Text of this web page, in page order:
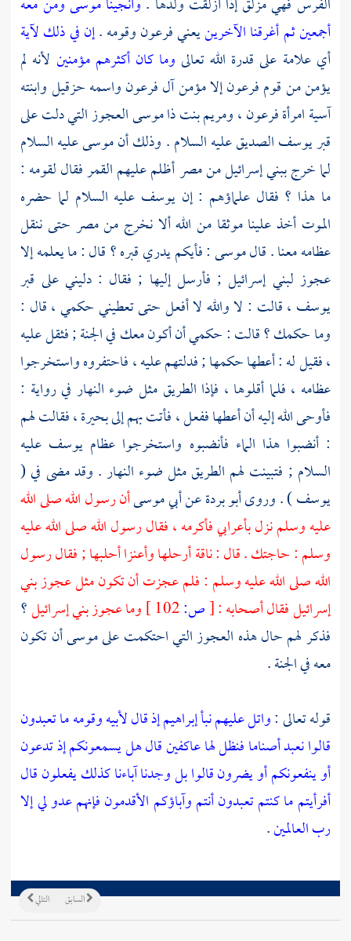
أجمعينثم أغرقنا الآخرينيعنيفرعونوقومه .إن في ذلك لآية
أي علامة على قدرة الله تعالى وما كان أكثرهم مؤمنين لأنه لم
يؤمن من قومفرعونإلا مؤمنآلفرعونواسمهحزقيلوابنته
آسيةامرأةفرعون،ومريمبنت ذاموسىالعجوز التي دلت على
قبريوسفالصديق عليه السلام . وذلك أنموسىعليه السلام
لما خرجببني إسرائيلمنمصرأظلم عليهم القمر فقال لقومه :
ما هذا ؟ فقال علماؤهم : إن يوسف عليه السلام لما حضره
الموت أخذ علينا موثقا من الله ألا نخرج منمصر حتى ننقل
عظامه معنا . قالموسى: فأيكم يدري قبره ؟ قال : ما يعلمه إلا
عجوز لبني إسرائيل ; فأرسل إليها ; فقال : دليني على قبر
يوسف ، قالت : لا والله لا أفعل حتى تعطيني حكمي ، قال :
وما حكمك ؟ قالت : حكمي أن أكون معك في الجنة ; فثقل عليه
، فقيل له : أعطها حكمها ; فدلتهم عليه ، فاحتفروه واستخرجوا
عظامه ، فلما أقلوها ، فإذا الطريق مثل ضوء النهار في رواية :
فأوحى الله إليه أن أعطها ففعل ، فأتت بهم إلى بحيرة ، فقالت لهم
: أنضبوا هذا الماء فأنضبوه واستخرجوا عظام يوسف عليه
السلام ; فتبينت لهم الطريق مثل ضوء النهار . وقد مضى في (
يوسف ) . وروىأبو بردةعنأبي موسىأن رسول الله صلى الله
عليه وسلم نزل بأعرابي فأكرمه ، فقال رسول الله صلى الله عليه
وسلم : حاجتك . قال : ناقة أرحلها وأعنزا أحلبها ; فقال رسول
الله صلى الله عليه وسلم : فلم عجزت أن تكون مثل عجوز بني
إسرائيل فقال أصحابه :[ص: وما عجوزبني إسرائيل؟
فذكر لهم حال هذه العجوز التي احتكمت علىموسىأن تكون
معه في الجنة .
قوله تعالى :واتل عليهم نبأ إبراهيمإذ قال لأبيه وقومه ما تعبدون
قالوا نعبد أصناما فنظل لها عاكفينقال هل يسمعونكم إذ تدعون
أو ينفعونكم أو يضرونقالوا بل وجدنا آباءنا كذلك يفعلونقال
أفرأيتم ما كنتم تعبدونأنتم وآباؤكم الأقدمونفإنهم عدو لي إلا
رب العالمين.
التالي السابق